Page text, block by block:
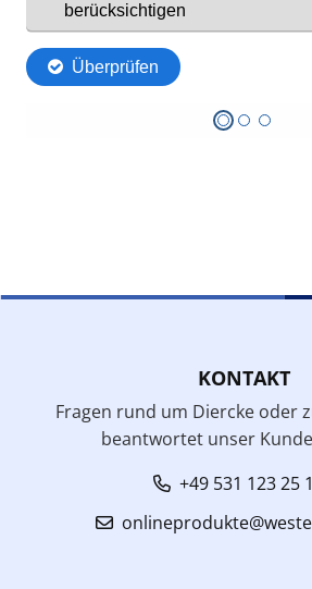
KONTAKT
Fragen rund um Diercke oder
beantwortet unser
+49 531 123 25